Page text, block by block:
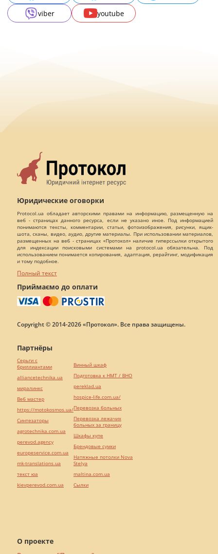
viber
youtube
Юридические оговорки
Protocol.ua обладает авторскими правами на информацию, размещенную на
веб - страницах данного ресурса, если не указано иное. Под информацией
понимаются тексты, комментарии, статьи, фотоизображения, рисунки, ящик-
шота, сканы, видео, аудио, другие материалы. При использовании материалов,
размещенных на веб - страницах «Протокол» наличие гиперссылки открытого
для индексации поисковыми системами на protocol.ua обязательна. Под
использованием понимается копирования, адаптация, рерайтинг, модификация
и тому подобное.
Полный текст
Приймаємо до оплати
Copyright © 2014-2026 «Протокол». Все права защищены.
О проекте
Партнёры
Серьги с
бриллиантами
alliancetechnika.ua
миралинкс
Веб мастер
https://motokosmos.ua/
Синтезаторы
agrotechnika.com.ua
perevod.agency
europeservice.com.ua
mk-translations.ua
текст юа
kievperevod.com.ua
Винный шкаф
Подготовка к НМТ / ВНО
pereklad.ua
hospice-life.com.ua/
Перевозка больных
Перевозка лежачих
больных за границу
Шкафы купе
Брендовые сумки
Натяжные потолки Nova
Stelya
maltina.com.ua
Cылки